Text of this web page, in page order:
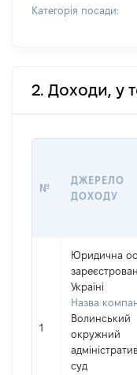
Категорія посади:
2. Доходи, у
№
ДЖЕРЕЛО
ДОХОДУ
1
Юридична
Україні
Назва
Волинський
окружний
суд